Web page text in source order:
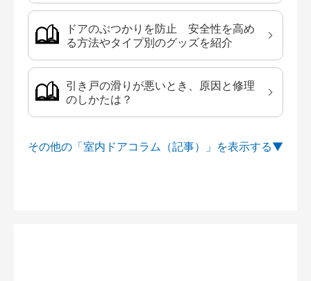
ドアのぶつかりを防止 安全性を高め
る方法やタイプ別のグッズを紹介
引き戸の滑りが悪いとき、原因と修理
のしかたは？
その他の「室内ドアコラム（記事）」を